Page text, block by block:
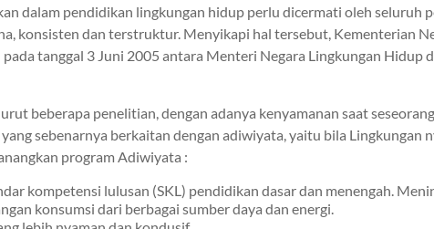
dalam pendidikan lingkungan hidup perlu dicermati oleh seluruh
konsisten dan terstruktur. Menyikapi hal tersebut, Kementerian
tanggal 3 Juni 2005 antara Menteri Negara Lingkungan Hidup
beberapa penelitian, dengan adanya kenyamanan saat
sebenarnya berkaitan dengan adiwiyata, yaitu bila Lingkungan
program Adiwiyata :
kompetensi lulusan (SKL) pendidikan dasar dan menengah.
konsumsi dari berbagai sumber daya dan energi.